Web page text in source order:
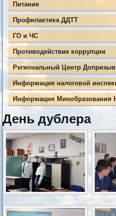
Питание
Профилактика ДДТТ
ГО и ЧС
Противодействие коррупции
Региональный Центр
Информация налоговой
Информация Минобразования
День дублера